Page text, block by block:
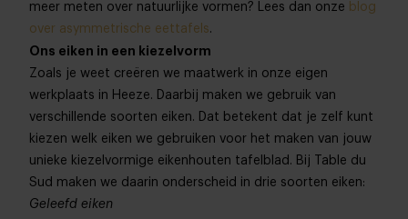
meer meten over natuurlijke vormen? Lees dan onze blog
over asymmetrische eettafels.
Ons eiken in een kiezelvorm
Zoals je weet creëren we maatwerk in onze eigen
werkplaats in Heeze. Daarbij maken we gebruik van
verschillende soorten eiken. Dat betekent dat je zelf kunt
kiezen welk eiken we gebruiken voor het maken van jouw
unieke kiezelvormige eikenhouten tafelblad. Bij Table du
Sud maken we daarin onderscheid in drie soorten eiken:
Geleefd eiken